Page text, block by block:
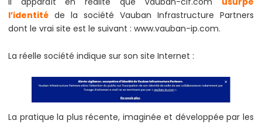
l’identité de la société Vauban Infrastructure Partners
dont le vrai site est le suivant : www.vauban-ip.com.
La réelle société indique sur son site Internet :
La pratique la plus récente, imaginée et développée par les